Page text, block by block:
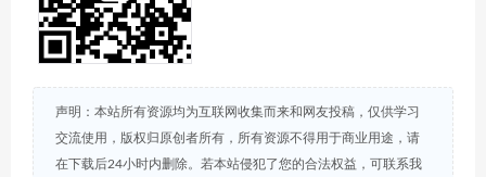
声明：本站所有资源均为互联网收集而来和网友投稿，仅供学习
交流使用，版权归原创者所有，所有资源不得用于商业用途，请
在下载后24小时内删除。若本站侵犯了您的合法权益，可联系我